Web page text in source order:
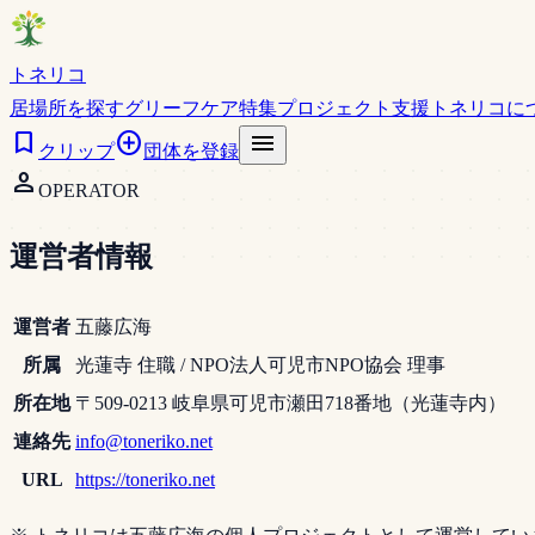
トネリコ
居場所を探すグリーフケア特集プロジェクト支援 トネリコに
bookmark クリップadd_circle 団体を登録
menu
person OPERATOR
運営者情報
運営者 五藤広海
所属
光蓮寺 住職 / NPO法人可児市NPO協会 理事
所在地 〒509-0213 岐阜県可児市瀬田718番地（光蓮寺内）
連絡先 info@toneriko.net
URL
https://toneriko.net